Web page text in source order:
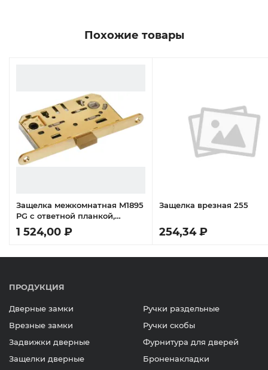
Похожие товары
Защелка межкомнатная M1895
PG с ответной планкой,
магнитная сантехническая,
цвет золото
1 524,00 ₽
Защелка врезная 255
254,34 ₽
ПРОДУКЦИЯ
Дверные замки
Врезные замки
Задвижки дверные
Защелки дверные
Ручки раздельные
Ручки скобы
Фурнитура для дверей
Броненакладки